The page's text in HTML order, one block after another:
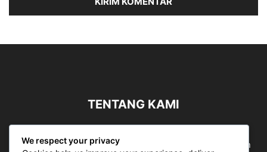
TENTANG KAMI
bergerak di ruang jurnalistik, sebagai entitas pemberian
We respect your privacy